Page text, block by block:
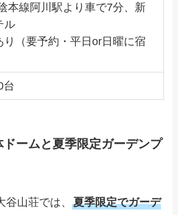
本線阿川駅より車で7分、新
ル
り（要予約・平日or日曜に宿
台
ームと夏季限定ガーデンプ
谷山荘では、夏季限定でガーデ